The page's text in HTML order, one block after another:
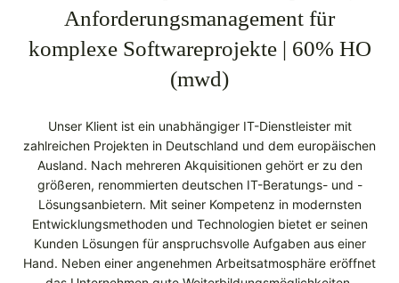
Anforderungsmanagement für
komplexe Softwareprojekte | 60% HO
(mwd)
Unser Klient ist ein unabhängiger IT-Dienstleister mit
zahlreichen Projekten in Deutschland und dem europäischen
Ausland. Nach mehreren Akquisitionen gehört er zu den
größeren, renommierten deutschen IT-Beratungs- und -
Lösungsanbietern. Mit seiner Kompetenz in modernsten
Entwicklungsmethoden und Technologien bietet er seinen
Kunden Lösungen für anspruchsvolle Aufgaben aus einer
Hand. Neben einer angenehmen Arbeitsatmosphäre eröffnet